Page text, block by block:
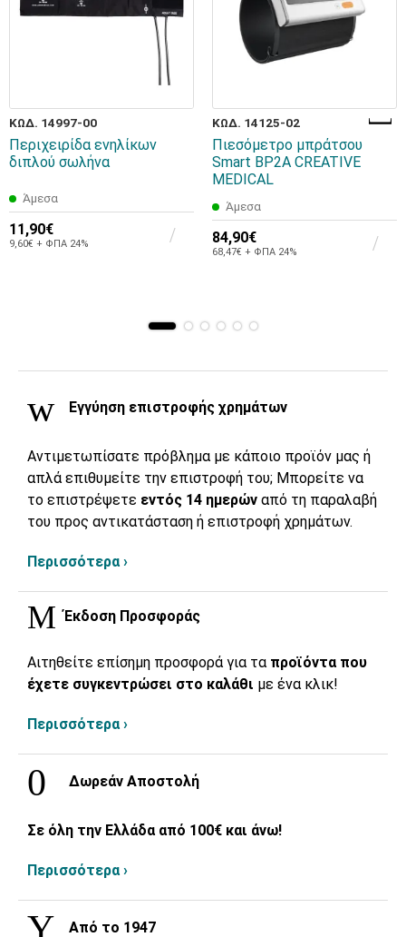
ΚΩΔ. 14997-00
Περιχειρίδα ενηλίκων
διπλού σωλήνα
Άμεσα
11,90€
9,60€ + ΦΠΑ 24%
ΚΩΔ. 14125-02
Πιεσόμετρο μπράτσου
Smart BP2A CREATIVE
MEDICAL
Άμεσα
84,90€
68,47€ + ΦΠΑ 24%
Εγγύηση επιστροφής χρημάτων
Αντιμετωπίσατε πρόβλημα με κάποιο προϊόν μας ή
απλά επιθυμείτε την επιστροφή του; Μπορείτε να
το επιστρέψετε εντός 14 ημερών από τη παραλαβή
του προς αντικατάσταση ή επιστροφή χρημάτων.
Περισσότερα ›
Έκδοση Προσφοράς
Αιτηθείτε επίσημη προσφορά για τα προϊόντα που
έχετε συγκεντρώσει στο καλάθι με ένα κλικ!
Περισσότερα ›
Δωρεάν Αποστολή
Σε όλη την Ελλάδα από 100€ και άνω!
Περισσότερα ›
Από το 1947